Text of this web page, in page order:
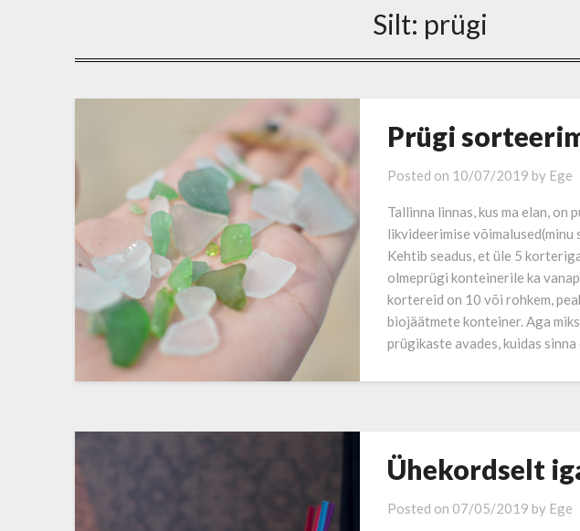
Silt: prügi
Prügi
Posted on 10/07/2019 by Ege
Tallinna linnas, kus ma elan, on
likvideerimise võimalused(minu
Kehtib seadus, et üle 5
olmeprügi konteinerile ka
kortereid on 10 või rohkem,
biojäätmete konteiner. Aga
prügikaste avades, kuidas
Ühekordselt
Posted on 07/05/2019 by Ege